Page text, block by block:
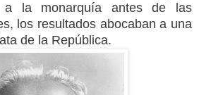
a la monarquía antes de las
los resultados abocaban a una
de la República.